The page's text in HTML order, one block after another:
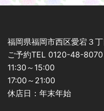
福岡県福岡市西区愛宕３
ご予約TEL 0120-48-8070
11:30～15:00
17:00～21:00
休店日：年末年始